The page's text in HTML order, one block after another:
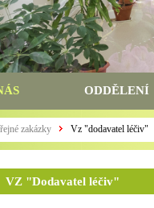
ODDĚLENÍ
zakázky Vz "dodavatel léčiv"
VZ "Dodavatel léčiv"